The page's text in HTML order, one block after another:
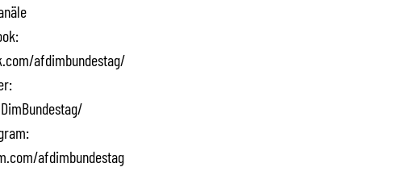
afdimbundestag/
afdimbundestag